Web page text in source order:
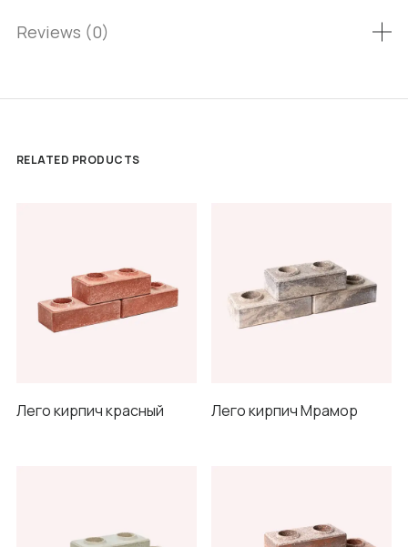
Reviews (0)
RELATED PRODUCTS
Лего кирпич красный Лего кирпич Мрамор